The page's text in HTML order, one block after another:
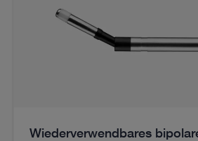
Wiederverwendbares